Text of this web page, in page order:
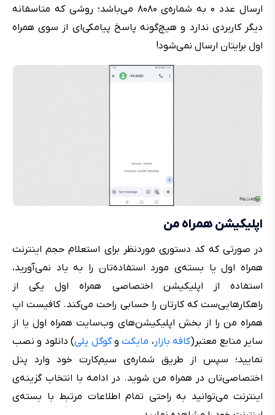
ارسال عدد ۰ به شماره‌ی ۸۰۸۰ می‌باشد؛ روشی که متاسفانه
دیگر کاربردی ندارد و هیچ‌گونه پاسخ پیامکی‌ای از سوی همراه
اول برایتان ارسال نمی‌شود!
اپلیکیشن همراه من
در صورتی که کد دستوری موردنظر برای استعلام حجم اینترنت
همراه اول یا بسته‌ی مورد استفاده‌تان را به یاد نمی‌‌آورید،
استفاده از اپلیکیشن اختصاصی همراه اول یکی از
راهکارهایی‌ست که کارتان را حسابی راحت می‌کند. کافیست اپ
همراه من را از بخش اپلیکیشن‌های وب‌سایت همراه اول یا از
سایر منابع معتبر(کافه بازار ، مایکتوگوگل پلی) دانلود و نصب
نمایید؛ سپس از طریق شماره‌ی سیم‌کارت خود وارد پنل
اختصاصی‌تان در همراه من شوید. در ادامه با انتخاب گزینه‌ی
اینترنت می‌توانید به راحتی تمام اطلاعات مرتبط با بسته‌ی